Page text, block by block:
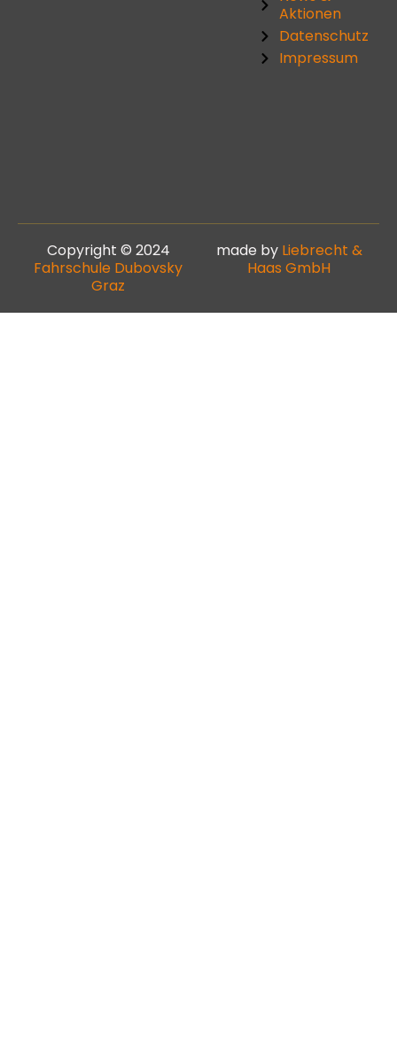
Aktionen
Datenschutz
Impressum
Copyright © 2024
Fahrschule Dubovsky
Graz
made by Liebrecht &
Haas GmbH